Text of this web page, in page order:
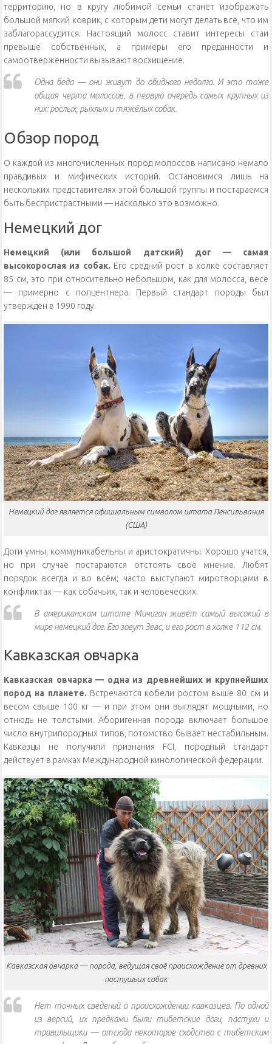
территорию, но в кругу любимой семьи станет изображать
большой мягкий коврик, с которым дети могут делать всё, что им
заблагорассудится. Настоящий молосс ставит интересы стаи
превыше собственных, а примеры его преданности и
самоотверженности вызывают восхищение.
Одна беда — они живут до обидного недолго. И это тоже
общая черта молоссов, в первую очередь самых крупных из
них: рослых, рыхлых и тяжёлых собак.
Обзор пород
О каждой из многочисленных пород молоссов написано немало
правдивых и мифических историй. Остановимся лишь на
нескольких представителях этой большой группы и постараемся
быть беспристрастными — насколько это возможно.
Немецкий дог
Немецкий (или большой датский) дог — самая
высокорослая из собак. Его средний рост в холке составляет
85 см, это при относительно небольшом, как для молосса, весе
— примерно с полцентнера. Первый стандарт породы был
утверждён в 1990 году.
Немецкий дог является официальным символом штата Пенсильвания
(США)
Доги умны, коммуникабельны и аристократичны. Хорошо учатся,
но при случае постараются отстоять своё мнение. Любят
порядок всегда и во всём; часто выступают миротворцами в
конфликтах — как собачьих, так и человеческих.
В американском штате Мичиган живёт самый высокий в
мире немецкий дог. Его зовут Зевс, и его рост в холке 112 см.
Кавказская овчарка
Кавказская овчарка — одна из древнейших и крупнейших
пород на планете. Встречаются кобели ростом выше 80 см и
весом свыше 100 кг — и при этом они выглядят мощными, но
отнюдь не толстыми. Аборигенная порода включает большое
число внутрипородных типов, потомство бывает нестабильным.
Кавказцы не получили признания FCI, породный стандарт
действует в рамках Международной кинологической федерации.
Кавказская овчарка — порода, ведущая своё происхождение от древних
пастушьих собак
Нет точных сведений о происхождении кавказцев. По одной
из версий, их предками были тибетские доги, пастухи и
травильщики — отсюда некоторое сходство с тибетским